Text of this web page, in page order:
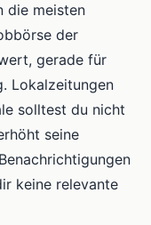
die meisten
der
gerade für
Lokalzeitungen
solltest du nicht
seine
keine relevante